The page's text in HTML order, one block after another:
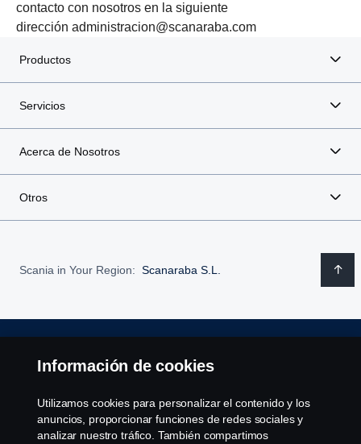
contacto con nosotros en la siguiente
dirección administracion@scanaraba.com
Productos
Servicios
Acerca de Nosotros
Otros
Scania in Your Region: Scanaraba S.L.
Aviso Legal
Declaración de Privacidad
Política de cookies
Información de cookies
Utilizamos cookies para personalizar el contenido y los
anuncios, proporcionar funciones de redes sociales y
analizar nuestro tráfico. También compartimos